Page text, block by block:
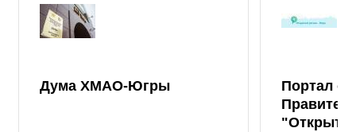
Дума ХМАО-Югры
Портал